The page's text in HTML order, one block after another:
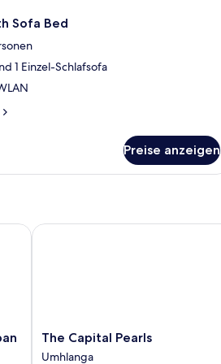
Sofa Bed
1 Einzel-Schlafsofa
Preise anzeigen
The
Capital
The Capital Pearls
Umhlanga
The Capital Pearls